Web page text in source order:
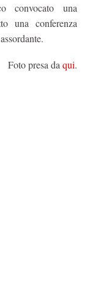
convocato una
una conferenza
Foto presa da qui.